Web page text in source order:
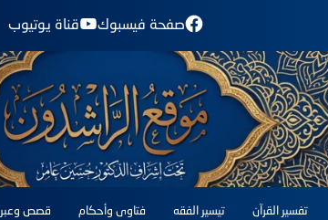
صفحة فيسبوك قناة يوتيوب
تفسير القرآن تيسير الفقه فتاوى وأحكام قصص وعبر